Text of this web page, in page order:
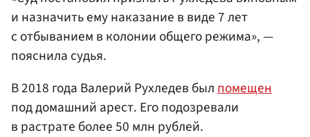
и назначить ему наказание в виде 7 лет
с отбыванием в колонии общего режима», —
пояснила судья.
В 2018 года Валерий Рухледев былпомещен
под домашний арест. Его подозревали
в растрате более 50 млн рублей.